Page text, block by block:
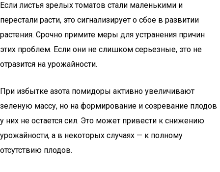
Если листья зрелых томатов стали маленькими и
перестали расти, это сигнализирует о сбое в развитии
растения. Срочно примите меры для устранения причин
этих проблем. Если они не слишком серьезные, это не
отразится на урожайности.
При избытке азота помидоры активно увеличивают
зеленую массу, но на формирование и созревание плодов
у них не остается сил. Это может привести к снижению
урожайности, а в некоторых случаях — к полному
отсутствию плодов.